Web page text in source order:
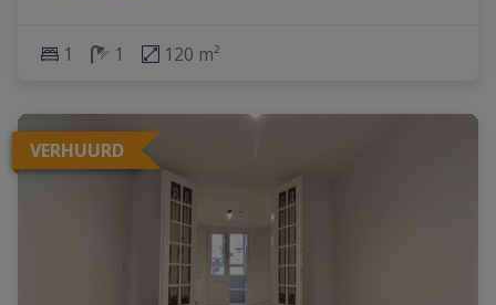
1 1 120 m²
VERHUURD